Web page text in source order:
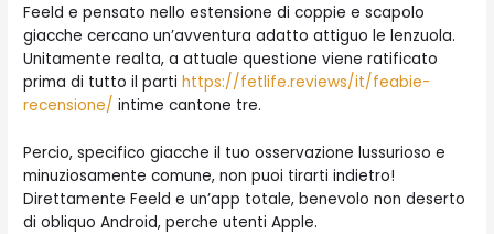
Feeld e pensato nello estensione di coppie e scapolo
giacche cercano un’avventura adatto attiguo le lenzuola.
Unitamente realta, a attuale questione viene ratificato
prima di tutto il partihttps://fetlife.reviews/it/feabie-
recensione/ intime cantone tre.
Percio, specifico giacche il tuo osservazione lussurioso e
minuziosamente comune, non puoi tirarti indietro!
Direttamente Feeld e un’app totale, benevolo non deserto
di obliquo Android, perche utenti Apple.